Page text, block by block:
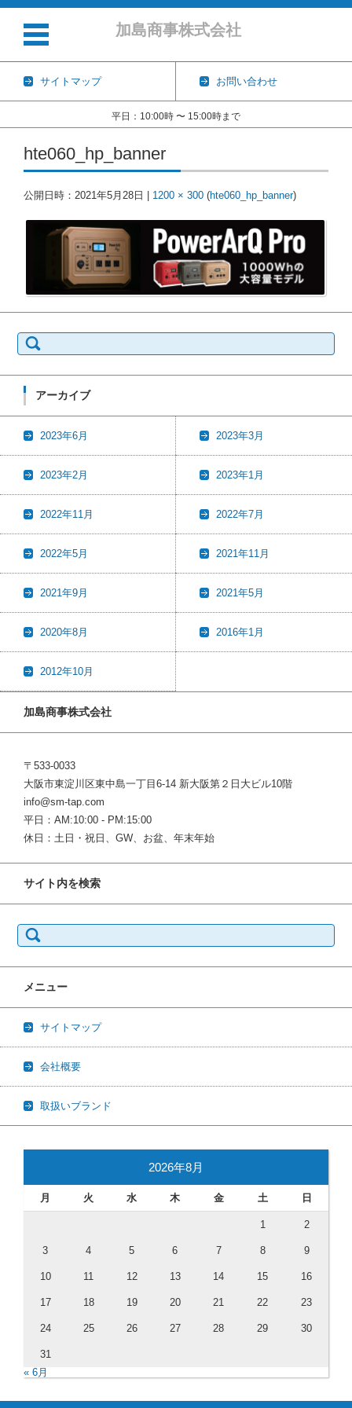
加島商事株式会社
サイトマップ お問い合わせ
平日：10:00時 〜 15:00時まで
コンテンツに移動
hte060_hp_banner
公開日時： 2021年5月28日 1200 × 300 (hte060_hp_banner)
索:
アーカイブ
2023年6月 2023年3月
2023年2月 2023年1月
2022年11月 2022年7月
2022年5月 2021年11月
2021年9月 2021年5月
2020年8月 2016年1月
2012年10月
加島商事株式会社
〒533-0033
大阪市東淀川区東中島一丁目6-14 新大阪第２日大ビル10階
info@sm-tap.com
平日：AM:10:00 - PM:15:00
休日：土日・祝日、GW、お盆、年末年始
サイト内を検索
索:
メニュー
サイトマップ
会社概要
取扱いブランド
2026年8月
月 火 水 木 金 土 日
1 2
3 4 5 6 7 8 9
10 11 12 13 14 15 16
17 18 19 20 21 22 23
24 25 26 27 28 29 30
31
« 6月